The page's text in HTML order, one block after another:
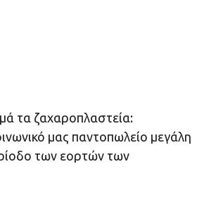
τα ζαχαροπλαστεία:
μας παντοπωλείο μεγάλη
των εορτών των